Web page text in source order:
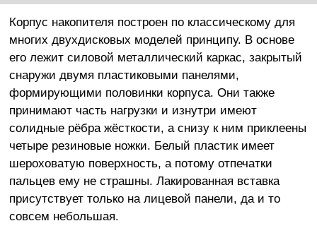
Корпус накопителя построен по классическому для
многих двухдисковых моделей принципу. В основе
его лежит силовой металлический каркас, закрытый
снаружи двумя пластиковыми панелями,
формирующими половинки корпуса. Они также
принимают часть нагрузки и изнутри имеют
солидные рёбра жёсткости, а снизу к ним приклеены
четыре резиновые ножки. Белый пластик имеет
шероховатую поверхность, а потому отпечатки
пальцев ему не страшны. Лакированная вставка
присутствует только на лицевой панели, да и то
совсем небольшая.